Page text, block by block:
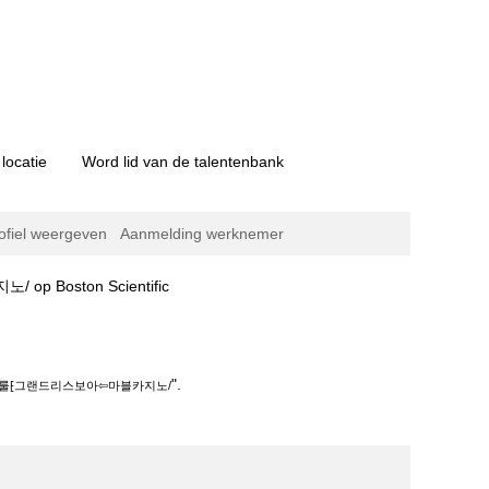
Word lid van de talentenbank
weergeven Aanmelding werknemer
노/ op Boston Scientific(huidige
⁅그랜드리스보아⇦마블카지노/".